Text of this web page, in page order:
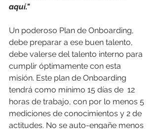
aquí."
Un poderoso Plan de Onboarding,
debe preparar a ese buen talento,
debe valerse del talento interno para
cumplir óptimamente con esta
misión. Este plan de Onboarding
tendrá como mínimo 15 días de  12
horas de trabajo, con por lo menos 5
mediciones de conocimientos y 2 de
actitudes. No se auto-engañe menos